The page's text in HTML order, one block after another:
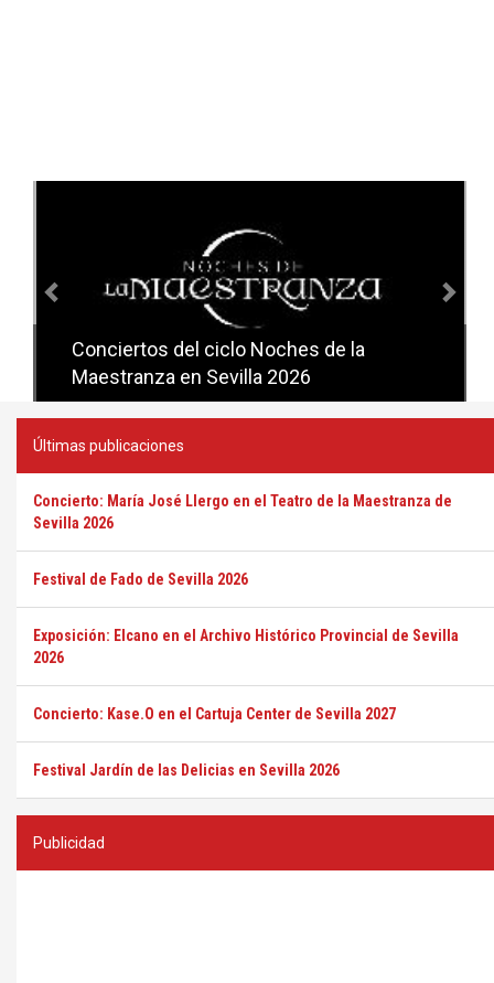
Conciertos del ciclo Noches de la
Maestranza en Sevilla 2026
Conciertos del ciclo Candlelight en
Sevilla
Últimas publicaciones
Concierto: María José Llergo en el Teatro de la Maestranza de
Sevilla 2026
Festival de Fado de Sevilla 2026
Exposición: Elcano en el Archivo Histórico Provincial de Sevilla
2026
Concierto: Kase.O en el Cartuja Center de Sevilla 2027
Festival Jardín de las Delicias en Sevilla 2026
Publicidad